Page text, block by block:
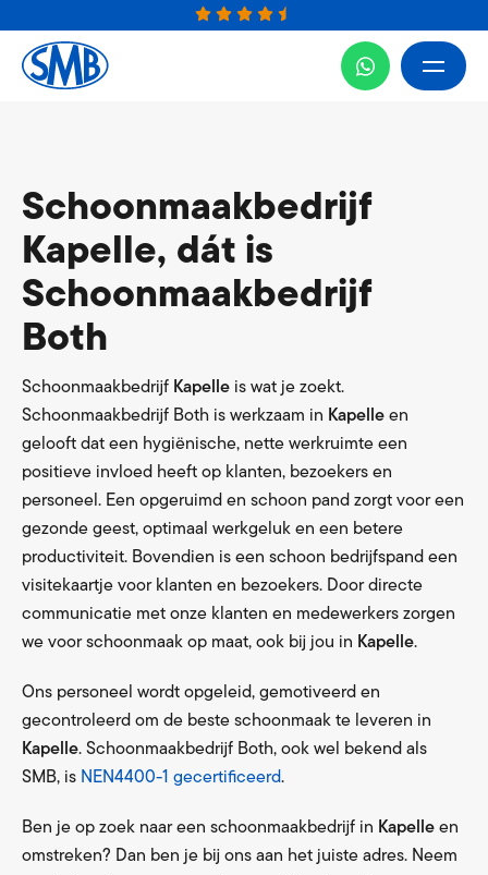
Schoonmaakbedrijf
Kapelle, dát is
Schoonmaakbedrijf
Both
Schoonmaakbedrijf Kapelle is wat je zoekt.
Schoonmaakbedrijf Both is werkzaam in Kapelle en
gelooft dat een hygiënische, nette werkruimte een
positieve invloed heeft op klanten, bezoekers en
personeel. Een opgeruimd en schoon pand zorgt voor een
gezonde geest, optimaal werkgeluk en een betere
productiviteit. Bovendien is een schoon bedrijfspand een
visitekaartje voor klanten en bezoekers. Door directe
communicatie met onze klanten en medewerkers zorgen
we voor schoonmaak op maat, ook bij jou in Kapelle.
Ons personeel wordt opgeleid, gemotiveerd en
gecontroleerd om de beste schoonmaak te leveren in
Kapelle. Schoonmaakbedrijf Both, ook wel bekend als
SMB, is NEN4400-1 gecertificeerd.
Ben je op zoek naar een schoonmaakbedrijf in Kapelle en
omstreken? Dan ben je bij ons aan het juiste adres. Neem